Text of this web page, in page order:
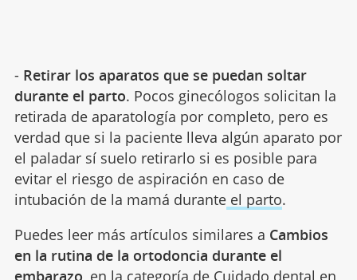
- Retirar los aparatos que se puedan soltar
durante el parto. Pocos ginecólogos solicitan la
retirada de aparatología por completo, pero es
verdad que si la paciente lleva algún aparato por
el paladar sí suelo retirarlo si es posible para
evitar el riesgo de aspiración en caso de
intubación de la mamá duranteel parto.
Puedes leer más artículos similares a Cambios
en la rutina de la ortodoncia durante el